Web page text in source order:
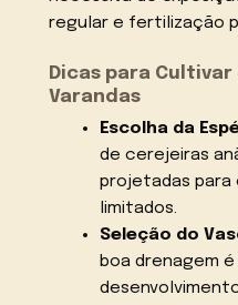
regular e fertilização
Dicas para
Varandas
Escolha da
de cerejeiras
projetadas para
limitados.
Seleção do
boa drenagem